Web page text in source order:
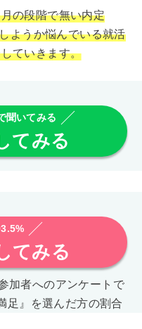
の段階で無い内定
ようか悩んでいる就活
ていきます。
聞いてみる
てみる
てみる
加者へのアンケートで
足』を選んだ方の割合